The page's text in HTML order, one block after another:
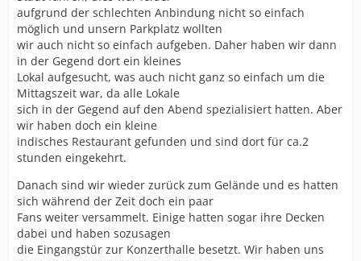
aufgrund der schlechten Anbindung nicht so einfach
möglich und unsern Parkplatz wollten
wir auch nicht so einfach aufgeben. Daher haben wir dann
in der Gegend dort ein kleines
Lokal aufgesucht, was auch nicht ganz so einfach um die
Mittagszeit war, da alle Lokale
sich in der Gegend auf den Abend spezialisiert hatten. Aber
wir haben doch ein kleine
indisches Restaurant gefunden und sind dort für ca.2
stunden eingekehrt.
Danach sind wir wieder zurück zum Gelände und es hatten
sich während der Zeit doch ein paar
Fans weiter versammelt. Einige hatten sogar ihre Decken
dabei und haben sozusagen
die Eingangstür zur Konzerthalle besetzt. Wir haben uns